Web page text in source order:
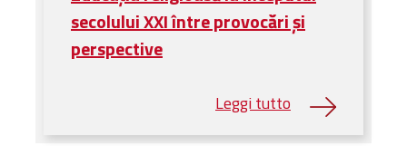
Biblioteca
Risorse multimediali
Opinioni Ortodosse
della”famiglia” della
diocesi
secolului XXI între provocări și
perspective